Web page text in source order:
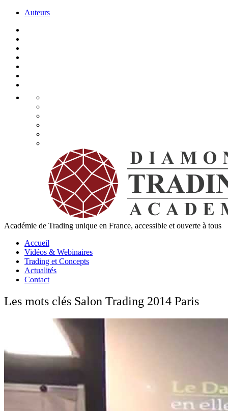
Auteurs
Académie de Trading unique en France, accessible et ouverte à tous
Accueil
Vidéos & Webinaires
Trading et Concepts
Actualités
Contact
Les mots clés Salon Trading 2014 Paris